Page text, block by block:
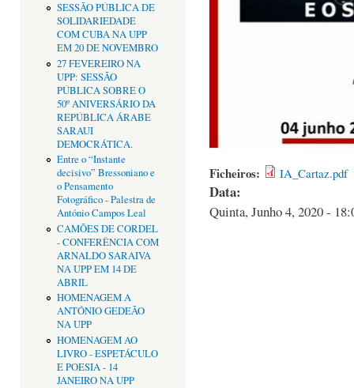
SESSÃO PÚBLICA DE
SOLIDARIEDADE
COM CUBA NA UPP
EM 20 DE NOVEMBRO
27 FEVEREIRO NA
UPP: SESSÃO
PÚBLICA SOBRE O
50º ANIVERSÁRIO DA
REPÚBLICA ÁRABE
SARAUI
DEMOCRÁTICA.
Entre o “Instante
decisivo” Bressoniano e
o Pensamento
Fotográfico - Palestra de
António Campos Leal
CAMÕES DE CORDEL
- CONFERÊNCIA COM
ARNALDO SARAIVA
NA UPP EM 14 DE
ABRIL
HOMENAGEM A
ANTÓNIO GEDEÃO
NA UPP
HOMENAGEM AO
LIVRO - ESPETÁCULO
E POESIA - 14
JANEIRO NA UPP
Ficheiros: IA_Cartaz.pdf
Data:
Quinta, Junho 4, 2020 -